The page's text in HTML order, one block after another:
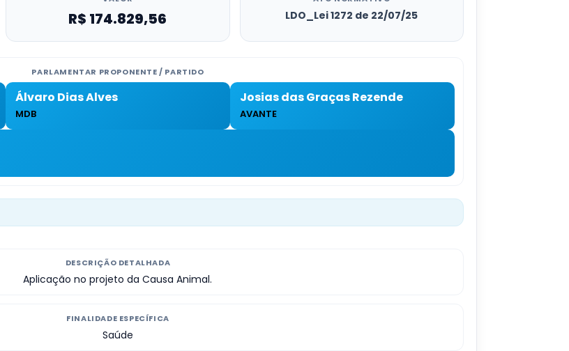
R$ 174.829,56 LDO_Lei 1272 de 22/07/25
PARLAMENTAR PROPONENTE / PARTIDO
Álvaro Dias Alves
MDB
Josias das Graças Rezende
AVANTE
DESCRIÇÃO DETALHADA
Aplicação no projeto da Causa Animal.
FINALIDADE ESPECÍFICA
Saúde